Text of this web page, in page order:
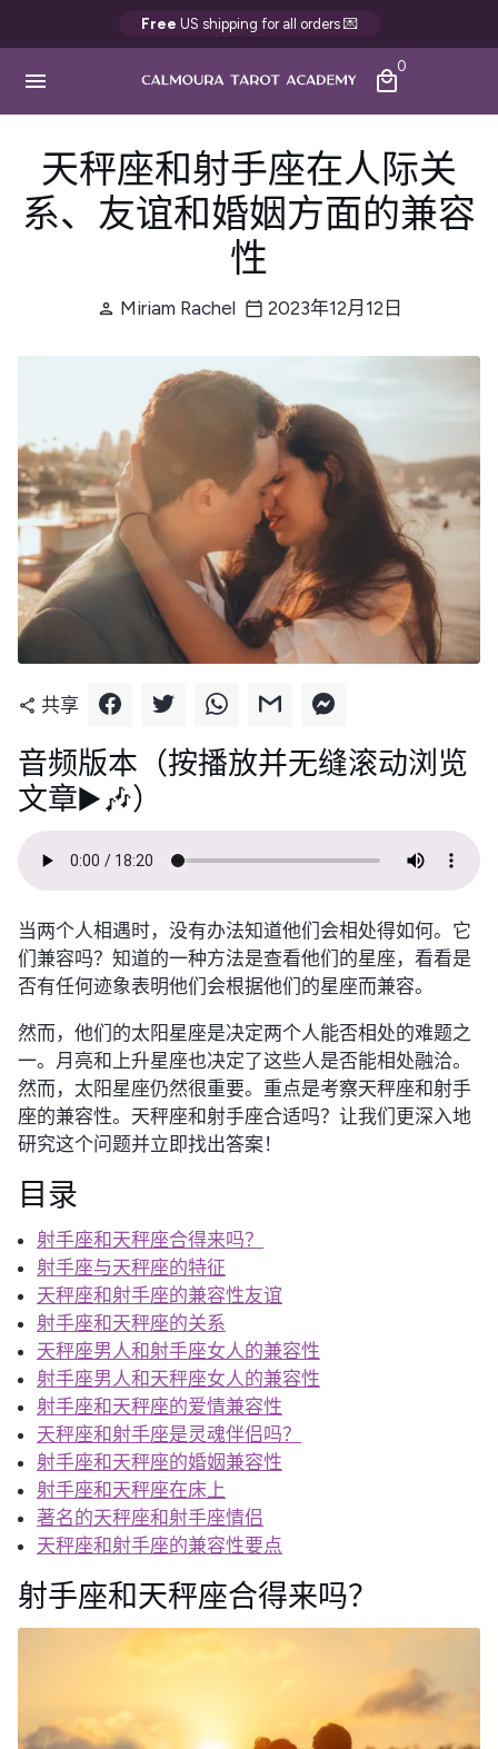
Free US shipping for all orders 💌
menu local_mall
0
天秤座和射手座在人际关
系、友谊和婚姻方面的兼容
性
person Miriam Rachel calendar_today 2023年12月12日
share 共享
音频版本（按播放并无缝滚动浏览
文章▶️🎶）
当两个人相遇时，没有办法知道他们会相处得如何。它
们兼容吗？知道的一种方法是查看他们的星座，看看是
否有任何迹象表明他们会根据他们的星座而兼容。
然而，他们的太阳星座是决定两个人能否相处的难题之
一。月亮和上升星座也决定了这些人是否能相处融洽。
然而，太阳星座仍然很重要。重点是考察天秤座和射手
座的兼容性。天秤座和射手座合适吗？让我们更深入地
研究这个问题并立即找出答案！
目录
射手座和天秤座合得来吗？
射手座与天秤座的特征
天秤座和射手座的兼容性友谊
射手座和天秤座的关系
天秤座男人和射手座女人的兼容性
射手座男人和天秤座女人的兼容性
射手座和天秤座的爱情兼容性
天秤座和射手座是灵魂伴侣吗？
射手座和天秤座的婚姻兼容性
射手座和天秤座在床上
著名的天秤座和射手座情侣
天秤座和射手座的兼容性要点
射手座和天秤座合得来吗？